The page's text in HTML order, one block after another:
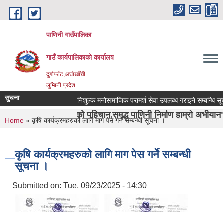
Skip to main content
पाणिनी गाउँपालिका
गाउँ कार्यपालिकाको कार्यालय
दुर्गाफाँट,अर्घाखाँची
लुम्बिनी प्रदेश
ऋषिको पहिचान,समृद्ध पाणिनी निर्माण हाम्रो अभीयान"।
सुचना निशुल्क मनोसामाजिक परामर्श सेवा उपलब्ध गराइने सम्बन्धि सूचना ।
You are here
Home » कृषि कार्यक्रमहरुको लागि माग पेस गर्ने सम्बन्धी सूचना ।
कृषि कार्यक्रमहरुको लागि माग पेस गर्ने सम्बन्धी
सूचना ।
Submitted on: Tue, 09/23/2025 - 14:30